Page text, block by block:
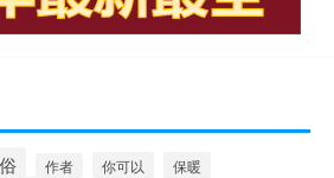
作者 你可以 保暖